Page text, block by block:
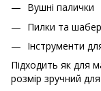
Вушні палички
Пилки та
Інструменти
Підходить як для
розмір зручний